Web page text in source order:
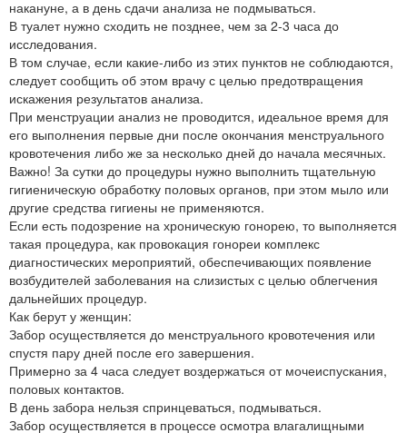
накануне, а в день сдачи анализа не подмываться.
В туалет нужно сходить не позднее, чем за 2-3 часа до
исследования.
В том случае, если какие-либо из этих пунктов не соблюдаются,
следует сообщить об этом врачу с целью предотвращения
искажения результатов анализа.
При менструации анализ не проводится, идеальное время для
его выполнения первые дни после окончания менструального
кровотечения либо же за несколько дней до начала месячных.
Важно! За сутки до процедуры нужно выполнить тщательную
гигиеническую обработку половых органов, при этом мыло или
другие средства гигиены не применяются.
Если есть подозрение на хроническую гонорею, то выполняется
такая процедура, как провокация гонореи комплекс
диагностических мероприятий, обеспечивающих появление
возбудителей заболевания на слизистых с целью облегчения
дальнейших процедур.
Как берут у женщин:
Забор осуществляется до менструального кровотечения или
спустя пару дней после его завершения.
Примерно за 4 часа следует воздержаться от мочеиспускания,
половых контактов.
В день забора нельзя спринцеваться, подмываться.
Забор осуществляется в процессе осмотра влагалищными